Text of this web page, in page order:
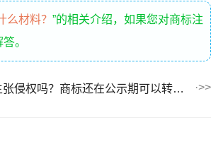
材料？ ”的相关介绍，如果您对商标注
。
商标公告期可以主张侵权吗？商标还在公示期可以转让吗？